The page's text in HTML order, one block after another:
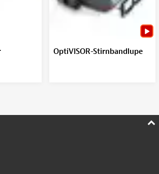
OptiVISOR-Stirnbandlupe